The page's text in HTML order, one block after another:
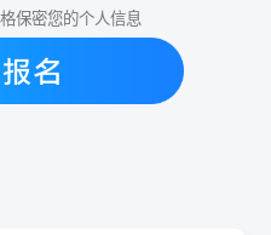
保密您的个人信息